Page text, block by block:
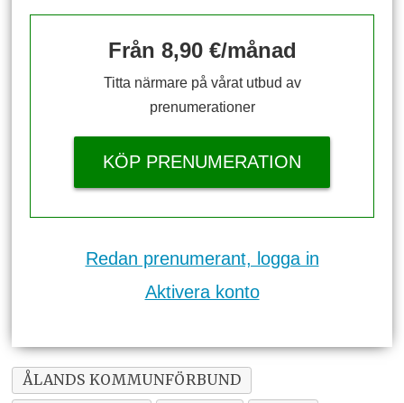
Från 8,90 €/månad
Titta närmare på vårat utbud av
prenumerationer
KÖP PRENUMERATION
Redan prenumerant, logga in
Aktivera konto
ÅLANDS KOMMUNFÖRBUND